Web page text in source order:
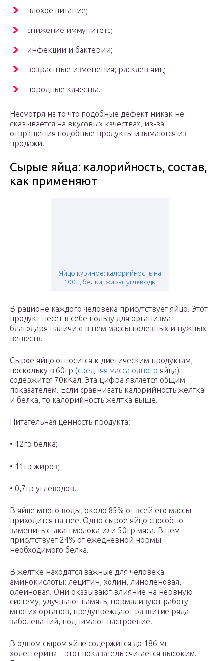
плохое питание;
снижение иммунитета;
инфекции и бактерии;
возрастные изменения; расклёв яиц;
породные качества.
Несмотря на то что подобные дефект никак не
сказывается на вкусовых качествах, из-за
отвращения подобные продукты изымаются из
продажи.
Сырые яйца: калорийность, состав,
как применяют
Яйцо куриное: калорийность на
100 г, белки, жиры, углеводы
В рационе каждого человека присутствует яйцо. Этот
продукт несет в себе пользу для организма
благодаря наличию в нем массы полезных и нужных
веществ.
Сырое яйцо относится к диетическим продуктам,
поскольку в 60гр (средняя масса одного яйца)
содержится 70кКал. Эта цифра является общим
показателем. Если сравнивать калорийность желтка
и белка, то калорийность желтка выше.
Питательная ценность продукта:
• 12гр белка;
• 11гр жиров;
• 0,7гр углеводов.
В яйце много воды, около 85% от всей его массы
приходится на нее. Одно сырое яйцо способно
заменить стакан молока или 50гр мяса. В нем
присутствует 24% от ежедневной нормы
необходимого белка.
В желтке находятся важные для человека
аминокислоты: лецитин, холин, линоленовая,
олеиновая. Они оказывают влияние на нервную
систему, улучшают память, нормализуют работу
многих органов, предупреждают развитие ряда
заболеваний, поднимают настроение.
В одном сыром яйце содержится до 186 мг
холестерина – этот показатель считается высоким.